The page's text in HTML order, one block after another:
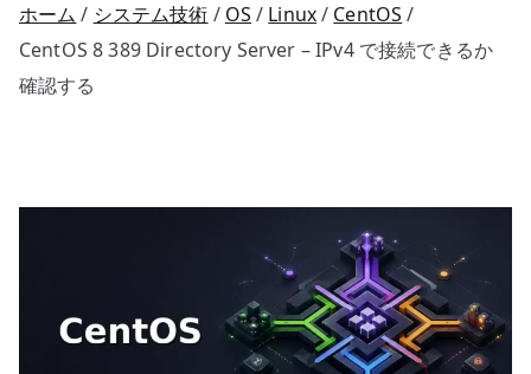
ホーム システム技術 OS Linux
CentOS
CentOS 8 389 Directory Server – IPv4 で接続できるか
確認する